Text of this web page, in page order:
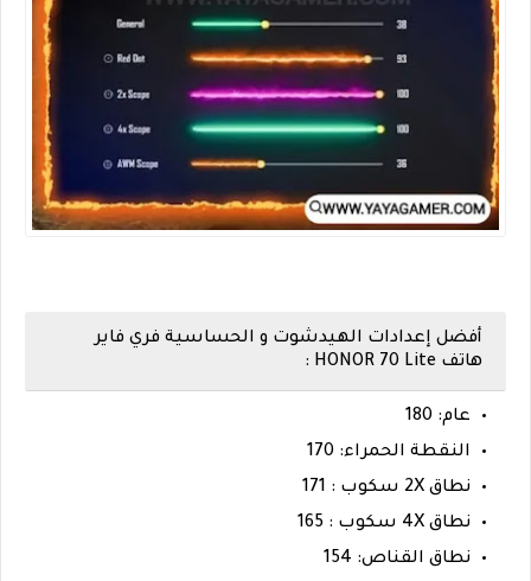
أفضل إعدادات الهيدشوت و الحساسية فري فاير
هاتف HONOR 70 Lite :
عام: 180
النقطة الحمراء: 170
نطاق 2X سكوب : 171
نطاق 4X سكوب : 165
نطاق القناص: 154